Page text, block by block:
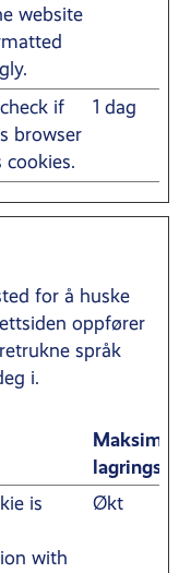
website
if
browser
cookies.
1 dag
for å huske
oppfører
språk
i.
Maksimal
is
with
Økt